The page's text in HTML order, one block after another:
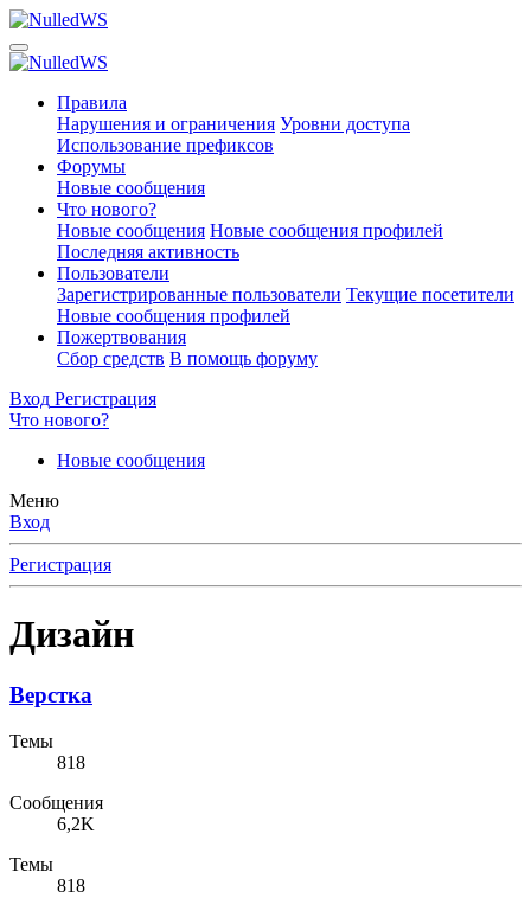
Правила
Нарушения и ограничения Уровни доступа
Использование префиксов
Форумы
Новые сообщения
Что нового?
Новые сообщения Новые сообщения профилей
Последняя активность
Пользователи
Зарегистрированные пользователи Текущие посетители
Новые сообщения профилей
Пожертвования
Сбор средств В помощь форуму
Вход Регистрация
Что нового?
Новые сообщения
Меню
Вход
Регистрация
Дизайн
Верстка
Темы
818
Сообщения
6,2K
Темы
818